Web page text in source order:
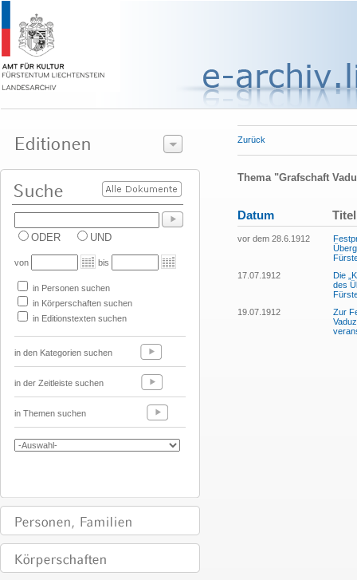
ODER UND
von bis
in Personen suchen
in Körperschaften suchen
in Editionstexten suchen
in den Kategorien suchen
in der Zeitleiste suchen
in Themen suchen
Zurück
Thema "Grafschaft
Datum Titel
vor dem 28.6.1912
17.07.1912
Die
des
19.07.1912
Zur